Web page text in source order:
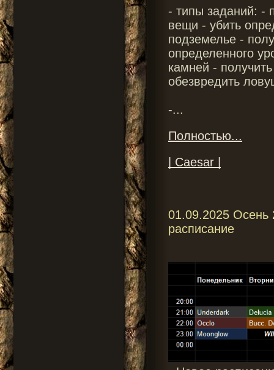
- типы заданий: -
вещи - убить
подземелье -
определенного
камней -
обезвредить
-...
Полностью...
| Caesar |
01.09.2025 Осень
расписание